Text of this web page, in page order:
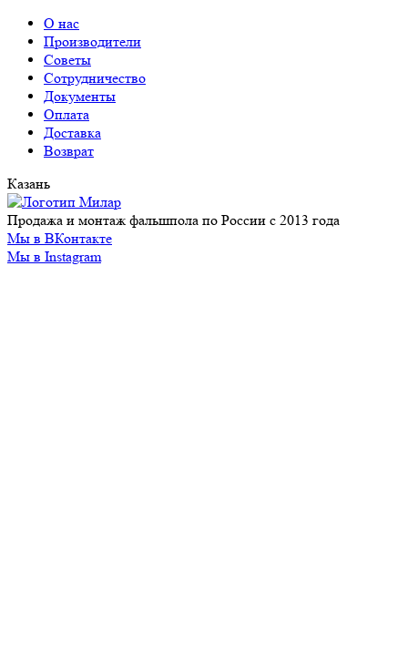
О нас
Производители
Советы
Сотрудничество
Документы
Оплата
Доставка
Возврат
Казань
Продажа и монтаж фальшпола по России с 2013 года
Мы в ВКонтакте
Мы в Instagram